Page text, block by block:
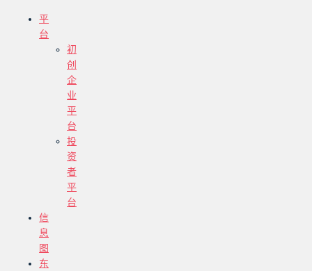
平
台
初
创
企
业
平
台
投
资
者
平
台
信
息
图
东